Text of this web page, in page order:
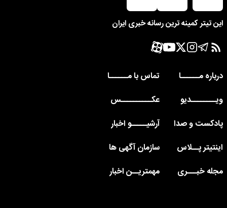
این تیتر کمینه ترین رسانه خبری ایران
درباره مــــــا
تماس با مــــــا
ویــــــــدیو
عکــــــــــس
پادکست و صدا
آرشیـــــو اخبار
اینتیتر پــلاس
سازمان آگهی ها
مجله خبـــری
مهمتریــن اخبار